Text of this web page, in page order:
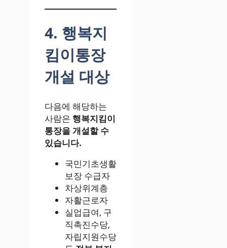
4. 행복지
킴이통장
개설 대상
다음에 해당하는
사람은 행복지킴이
통장을 개설할 수
있습니다.
국민기초생활
보장 수급자
차상위계층
자활근로자
실업급여, 구
직촉진수당,
자립지원수당